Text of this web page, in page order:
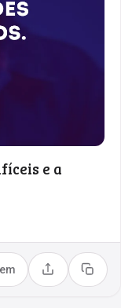
e a
Compartilhar
Copiar